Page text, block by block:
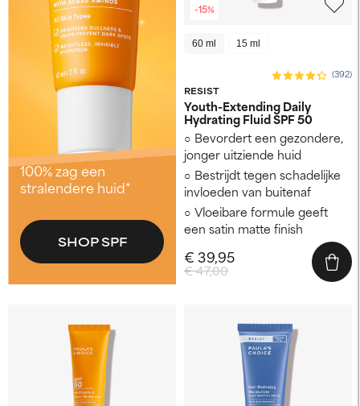
100% zag een
stralendere huid*
SHOP SPF
-15%
60 ml 15 ml
RESIST
(392)
Youth-Extending Daily
Hydrating Fluid SPF 50
Bevordert een gezondere,
jonger uitziende huid
Bestrijdt tegen schadelijke
invloeden van buitenaf
Vloeibare formule geeft
een satin matte finish
€ 47,00
€ 39,95